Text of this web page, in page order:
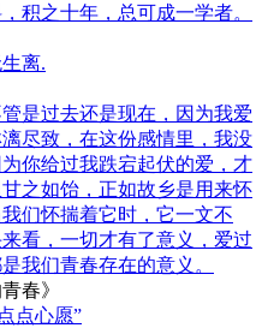
积之十年，总可成一学者。
离.
是过去还是现在，因为我爱
尽致，在这份感情里，我没
你给过我跌宕起伏的爱，才
之如饴，正如故乡是用来怀
们怀揣着它时，它一文不
看，一切才有了意义，爱过
我们青春存在的意义。
春》
点心愿”